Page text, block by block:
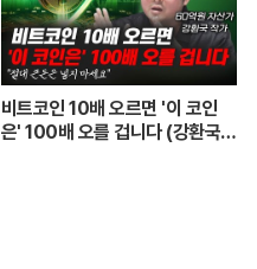
비트코인 10배 오르면 '이 코인
은' 100배 오를 겁니다 (강환국